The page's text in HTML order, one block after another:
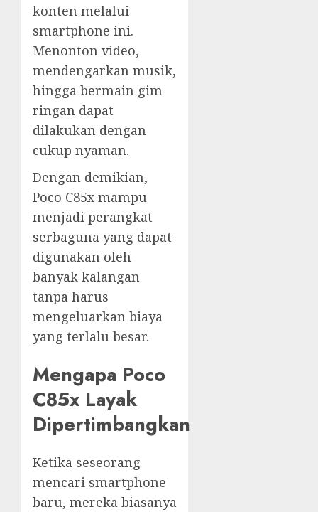
konten melalui
smartphone ini.
Menonton video,
mendengarkan musik,
hingga bermain gim
ringan dapat
dilakukan dengan
cukup nyaman.
Dengan demikian,
Poco C85x mampu
menjadi perangkat
serbaguna yang dapat
digunakan oleh
banyak kalangan
tanpa harus
mengeluarkan biaya
yang terlalu besar.
Mengapa Poco
C85x Layak
Dipertimbangkan
Ketika seseorang
mencari smartphone
baru, mereka biasanya